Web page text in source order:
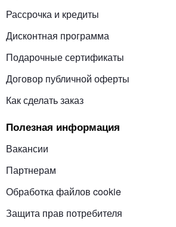
Рассрочка и кредиты
Дисконтная программа
Подарочные сертификаты
Договор публичной оферты
Как сделать заказ
Полезная информация
Вакансии
Партнерам
Обработка файлов cookie
Защита прав потребителя